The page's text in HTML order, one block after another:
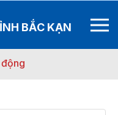
BẮC KẠN